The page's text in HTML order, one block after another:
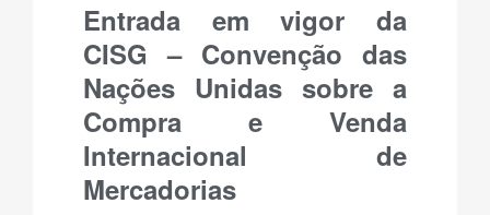
Entrada em vigor da
CISG – Convenção das
Nações Unidas sobre a
Compra e Venda
Internacional de
Mercadorias